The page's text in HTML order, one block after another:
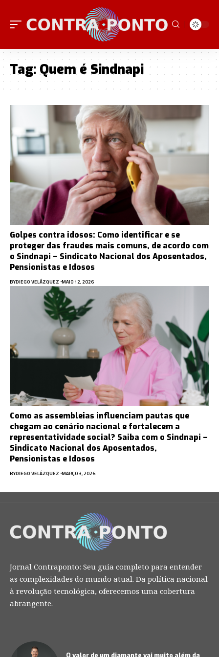
Tag: Quem é Sindnapi
Golpes contra idosos: Como identificar e se
proteger das fraudes mais comuns, de acordo com
o Sindnapi – Sindicato Nacional dos Aposentados,
Pensionistas e Idosos
BYDIEGO VELÁZQUEZ MAIO 12, 2026
Como as assembleias influenciam pautas que
chegam ao cenário nacional e fortalecem a
representatividade social? Saiba com o Sindnapi –
Sindicato Nacional dos Aposentados,
Pensionistas e Idosos
BYDIEGO VELÁZQUEZ MARÇO 3, 2026
Jornal Contraponto: Seu guia completo para entender
as complexidades do mundo atual. Da política nacional
à revolução tecnológica, oferecemos uma cobertura
abrangente.